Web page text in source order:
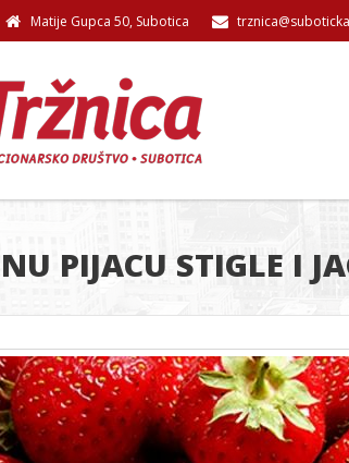
Matije Gupca 50, Subotica
PIJACU STIGLE I